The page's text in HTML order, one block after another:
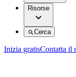
Risorse
Cerca
Inizia gratisContatta il